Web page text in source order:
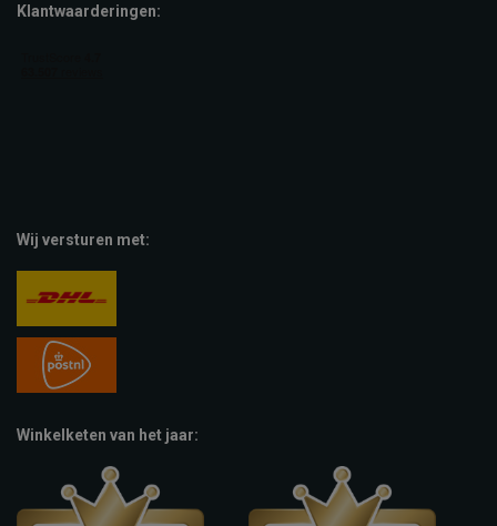
Klantwaarderingen:
Wij versturen met:
Winkelketen van het jaar: